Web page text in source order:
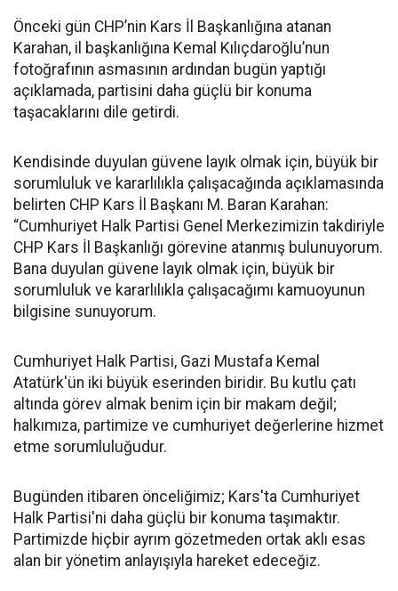
Önceki gün CHP’nin Kars İl Başkanlığına atanan
Karahan, il başkanlığına Kemal Kılıçdaroğlu’nun
fotoğrafının asmasının ardından bugün yaptığı
açıklamada, partisini daha güçlü bir konuma
taşacaklarını dile getirdi.
Kendisinde duyulan güvene layık olmak için, büyük bir
sorumluluk ve kararlılıkla çalışacağında açıklamasında
belirten CHP Kars İl Başkanı M. Baran Karahan:
“Cumhuriyet Halk Partisi Genel Merkezimizin takdiriyle
CHP Kars İl Başkanlığı görevine atanmış bulunuyorum.
Bana duyulan güvene layık olmak için, büyük bir
sorumluluk ve kararlılıkla çalışacağımı kamuoyunun
bilgisine sunuyorum.
Cumhuriyet Halk Partisi, Gazi Mustafa Kemal
Atatürk'ün iki büyük eserinden biridir. Bu kutlu çatı
altında görev almak benim için bir makam değil;
halkımıza, partimize ve cumhuriyet değerlerine hizmet
etme sorumluluğudur.
Bugünden itibaren önceliğimiz; Kars'ta Cumhuriyet
Halk Partisi'ni daha güçlü bir konuma taşımaktır.
Partimizde hiçbir ayrım gözetmeden ortak aklı esas
alan bir yönetim anlayışıyla hareket edeceğiz.